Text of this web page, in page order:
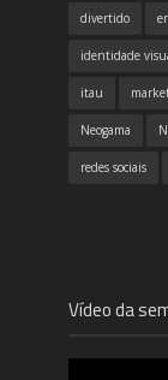
divertido
identidade
itau
Neogama
redes sociais
Vídeo da